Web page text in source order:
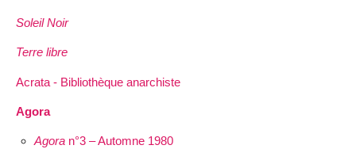
Soleil Noir
Terre libre
Acrata - Bibliothèque anarchiste
Agora
Agoran°3 – Automne 1980